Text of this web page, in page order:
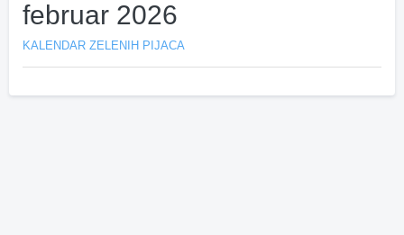
februar 2026
KALENDAR ZELENIH PIJACA